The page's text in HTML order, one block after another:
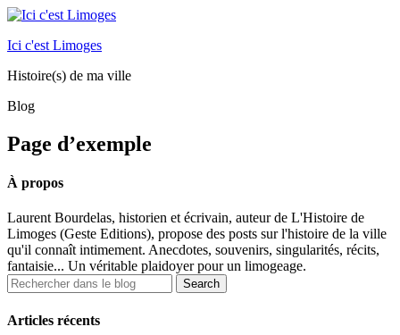
Ici c'est Limoges
Histoire(s) de ma ville
Blog
Page d’exemple
À propos
Laurent Bourdelas, historien et écrivain, auteur de L'Histoire de
Limoges (Geste Editions), propose des posts sur l'histoire de la ville
qu'il connaît intimement. Anecdotes, souvenirs, singularités, récits,
fantaisie... Un véritable plaidoyer pour un limogeage.
Articles récents